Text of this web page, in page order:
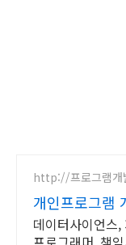
http://프로그램개
개인프로그램
데이터사이언스